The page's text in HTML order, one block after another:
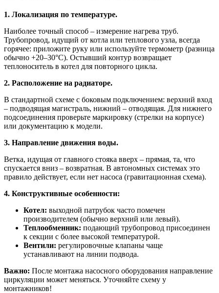
1. Локализация по температуре.
Наиболее точный способ – измерение нагрева труб.
Трубопровод, идущий от котла или теплового узла, всегда
горячее: приложите руку или используйте термометр (разница
обычно +20–30°C). Остывший контур возвращает
теплоноситель в котел для повторного цикла.
2. Расположение на радиаторе.
В стандартной схеме с боковым подключением: верхний вход
– подводящая магистраль, нижний – отводящая. Для нижнего
подсоединения проверьте маркировку (стрелки на корпусе)
или документацию к модели.
3. Направление движения воды.
Ветка, идущая от главного стояка вверх – прямая, та, что
спускается вниз – возвратная. В автономных системах это
правило действует, если нет насоса (гравитационная схема).
4. Конструктивные особенности:
Котел: выходной патрубок часто помечен
производителем (обычно верхний или левый).
Теплообменник: подающий трубопровод присоединен
к секции с более высокой температурой.
Вентили: регулировочные клапаны чаще
устанавливают на линии подвода.
Важно: После монтажа насосного оборудования направление
циркуляции может меняться. Уточняйте схему у
монтажников!